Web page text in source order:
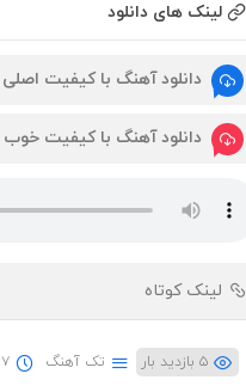
لینک های دانلود
دانلود آهنگ با کیفیت اصلی
دانلود آهنگ با کیفیت خوب
لینک کوتاه
۵ بازدید بار تک آهنگ ۷ اردیبهشت ۱۴۰۲